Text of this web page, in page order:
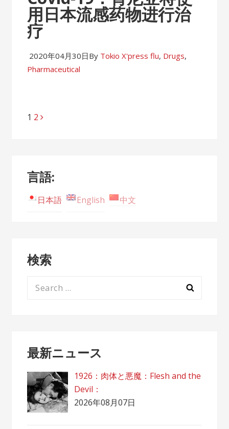
用日本流感药物进行治
疗
2020年04月30日By Tokio X'press flu, Drugs,
Pharmaceutical
Page
1 Page
2
言語:
日本語 English 中文
検索
Search
最新ニュース
1926：肉体と悪魔：Flesh and the
Devil：
2026年08月07日